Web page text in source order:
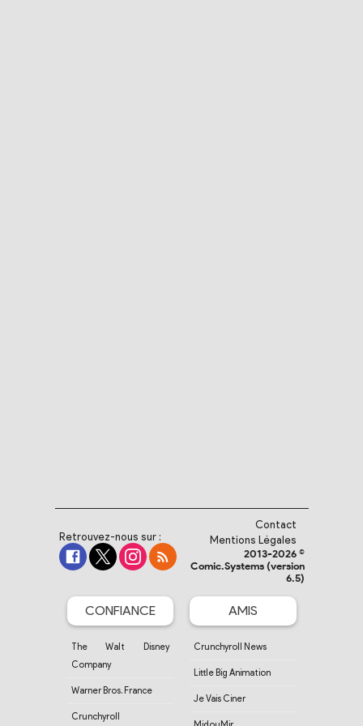
Retrouvez-nous sur :
Contact
Mentions Légales
2013-2026 ©
Comic.Systems (version
6.5)
CONFIANCE
The Walt Disney
Company
Warner Bros. France
Crunchyroll
AMIS
Crunchyroll News
Little Big Animation
Je Vais Ciner